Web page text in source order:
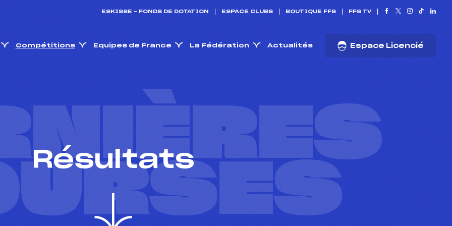
ESKISSE – FONDS DE DOTATION ESPACE CLUBS BOUTIQUE FFS FFS TV
Compétitions Equipes de France La Fédération Actualités Espace Licencié
Résultats